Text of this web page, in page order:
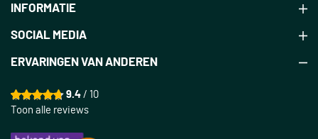
INFORMATIE
SOCIAL MEDIA
ERVARINGEN VAN ANDEREN
9.4/ 10
Toon alle reviews